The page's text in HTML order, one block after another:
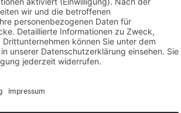
Thüringentag
Karte